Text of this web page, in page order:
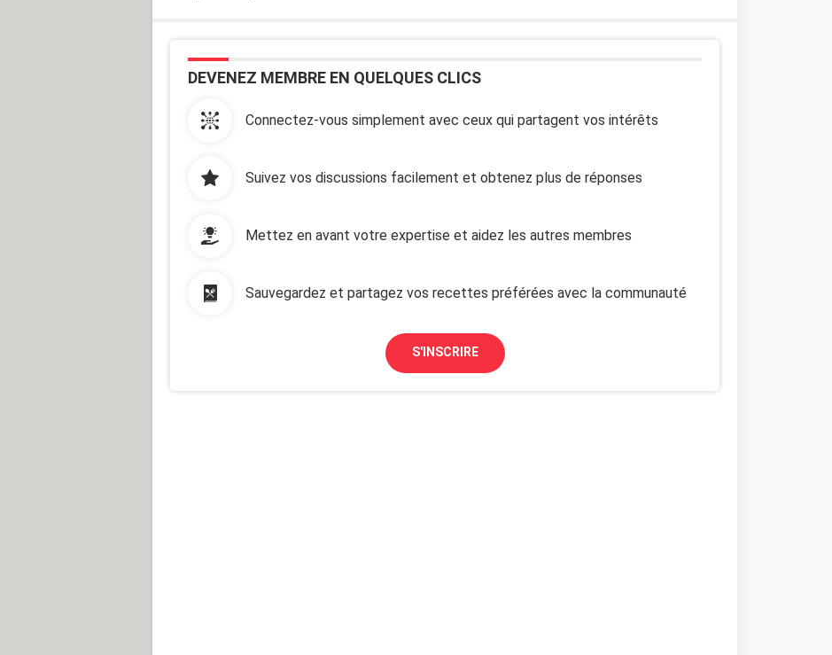
DEVENEZ MEMBRE EN QUELQUES CLICS
Connectez-vous simplement avec ceux qui partagent vos intérêts
Suivez vos discussions facilement et obtenez plus de réponses
Mettez en avant votre expertise et aidez les autres membres
Sauvegardez et partagez vos recettes préférées avec la communauté
S'INSCRIRE